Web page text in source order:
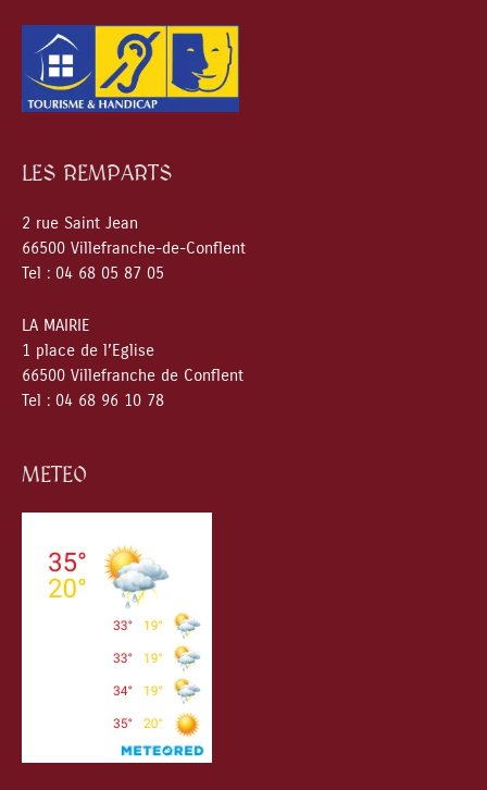
LES REMPARTS
2 rue Saint Jean
66500 Villefranche-de-Conflent
Tel : 04 68 05 87 05
LA MAIRIE
1 place de l’Eglise
66500 Villefranche de Conflent
Tel : 04 68 96 10 78
METEO